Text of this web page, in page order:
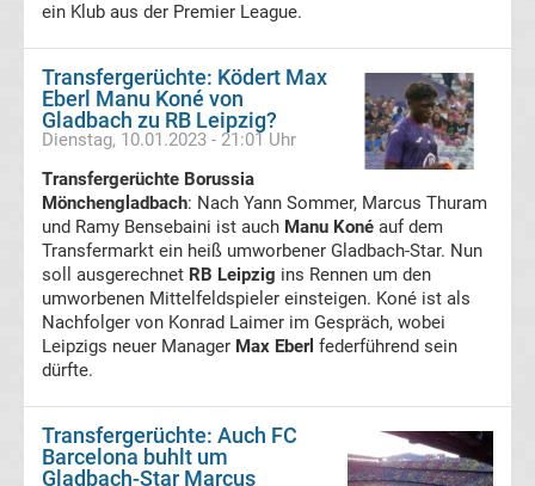
Transfergerüchte
Transfermarkt
Bundesliga
Gerüchte
Transfergerüchte
international
Transfergerüchte
Deutschland
Transfergerüchte
ein Klub aus der Premier League.
Transfergerüchte: Ködert Max
Eberl Manu Koné von
Gladbach zu RB Leipzig?
Dienstag, 10.01.2023 - 21:01 Uhr
Transfergerüchte Borussia
Mönchengladbach: Nach Yann Sommer, Marcus Thuram
und Ramy Bensebaini ist auch Manu Koné auf dem
Transfermarkt ein heiß umworbener Gladbach-Star. Nun
soll ausgerechnet RB Leipzig ins Rennen um den
umworbenen Mittelfeldspieler einsteigen. Koné ist als
Nachfolger von Konrad Laimer im Gespräch, wobei
Leipzigs neuer Manager Max Eberl federführend sein
dürfte.
Transfergerüchte: Auch FC
Barcelona buhlt um
Gladbach-Star Marcus